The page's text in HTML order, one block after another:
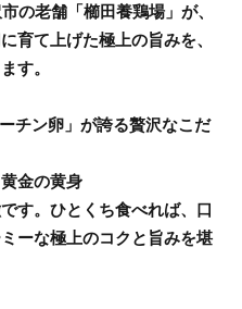
の老舗「櫛田養鶏場」が、
育て上げた極上の旨みを、
す。
チン卵」が誇る贅沢なこだ
金の黄身
す。ひとくち食べれば、口
ーな極上のコクと旨みを堪